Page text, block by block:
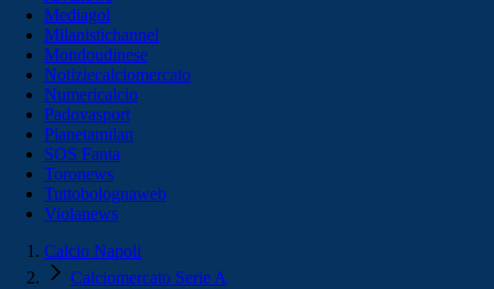
Mediagol
Milanistichannel
Mondoudinese
Notiziecalciomercato
Numericalcio
Padovasport
Pianetamilan
SOS Fanta
Toronews
Tuttobolognaweb
Violanews
Calcio Napoli
Calciomercato Serie A